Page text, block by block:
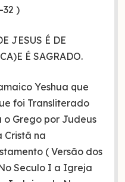
32 )
JESUS É DE
É SAGRADO.
Yeshua que
foi Transliterado
Grego por Judeus
Cristã na
( Versão dos
Seculo I a Igreja